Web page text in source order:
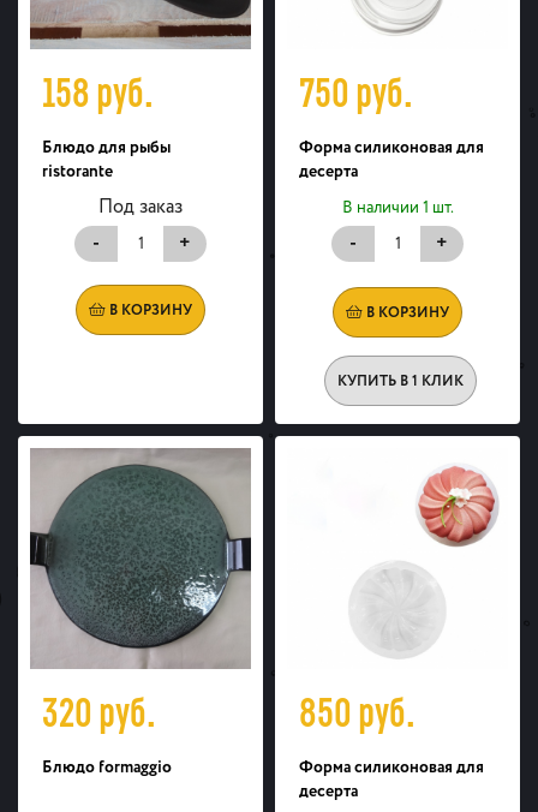
158руб.
Блюдо для рыбы
ristorante
Под заказ
-
+
В КОРЗИНУ
750руб.
Форма силиконовая для
десерта
В наличии 1 шт.
- +
В КОРЗИНУ
КУПИТЬ В 1 КЛИК
320руб.
Блюдо formaggio
850руб.
Форма силиконовая для
десерта